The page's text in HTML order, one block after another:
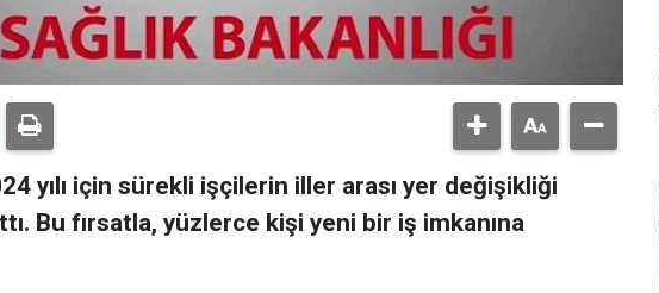
yılı için sürekli işçilerin iller arası yer değişikliği
Bu fırsatla, yüzlerce kişi yeni bir iş imkanına